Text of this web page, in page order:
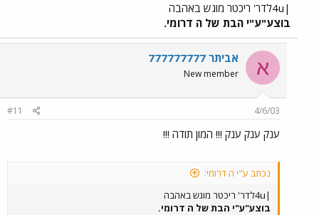
|4uלדר' ריכטר מוגש באהבה
בוצע"ע"י הבת של ה דרומי.
א אביתר 777777777
New member
4/6/03
#11
ענק ענק ענק !!! המון תודה !!!
נכתב ע"י ה דרומי:
|4uלדר' ריכטר מוגש באהבה
בוצע"ע"י הבת של ה דרומי.